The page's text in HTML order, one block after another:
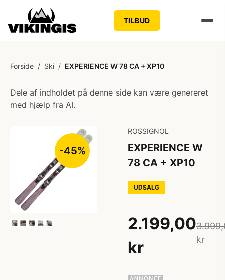
TILBUD
Forside / Ski / EXPERIENCE W 78 CA + XP10
Dele af indholdet på denne side kan være genereret
med hjælp fra AI.
-45%
ROSSIGNOL
EXPERIENCE W
78 CA + XP10
UDSALG
2.199,00
kr
kr